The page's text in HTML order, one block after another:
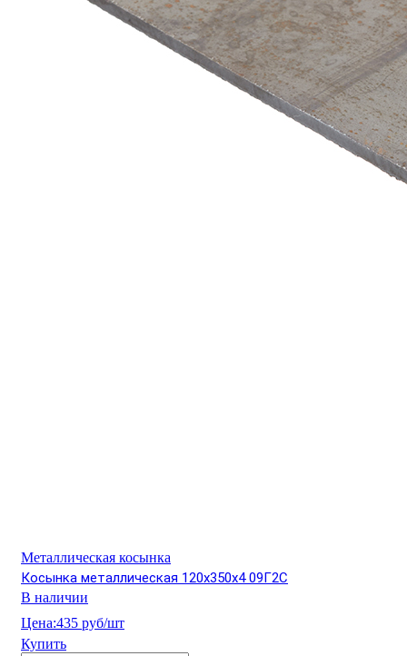
Металлическая косынка
Косынка металлическая 120х350х4 09Г2С
В наличии
Цена:435 руб/шт
Купить